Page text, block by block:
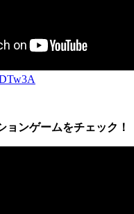
ンゲームをチェック！